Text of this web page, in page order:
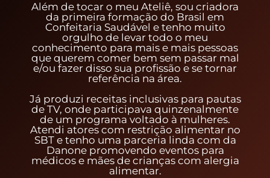
Além de tocar o meu Ateliê, sou criadora
da primeira formação do Brasil em
Confeitaria Saudável e tenho muito
orgulho de levar todo o meu
conhecimento para mais e mais pessoas
que querem comer bem sem passar mal
e/ou fazer disso sua profissão e se tornar
referência na área.
Já produzi receitas inclusivas para pautas
de TV, onde participava quinzenalmente
de um programa voltado à mulheres.
Atendi atores com restrição alimentar no
SBT e tenho uma parceria linda com da
Danone promovendo eventos para
médicos e mães de crianças com alergia
alimentar.